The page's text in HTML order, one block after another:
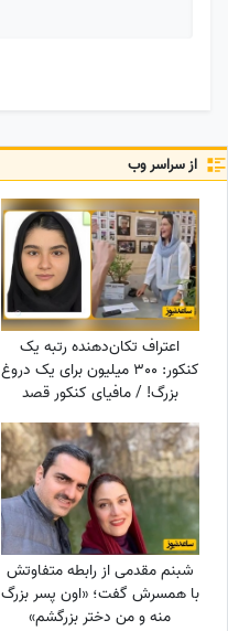
از سراسر وب
اعتراف تکان‌دهنده رتبه یک
کنکور: 300 میلیون برای یک دروغ
بزرگ! / مافیای کنکور قصد
داشت...
شبنم مقدمی از رابطه متفاوتش
با همسرش گفت؛ «اون پسر بزرگ
منه و من دختر بزرگشم»